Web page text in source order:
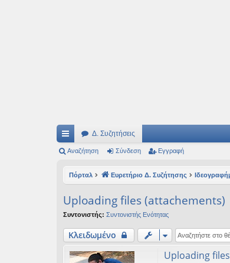
Αυτός ο τόπος φιλοδοξεί να ανοίγει μονοπάτια για τα
ρή
ς
νδ
Δ. Συζητήσεις
Αναζήτηση Σύνδεση Εγγραφή
Πόρταλ Ευρετήριο Δ. Συζήτησης
Uploading files (attachements)
Συντονιστής: Συντονιστής Ενότητας
Κλειδωμένο
Uploading